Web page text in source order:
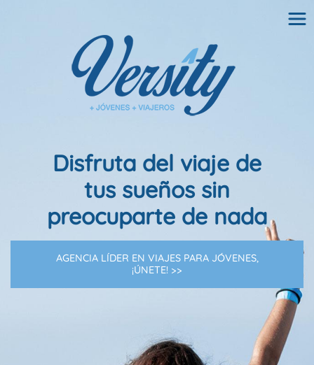
Disfruta del viaje de
tus sueños sin
preocuparte de nada
AGENCIA LÍDER EN VIAJES PARA JÓVENES,
¡ÚNETE! >>